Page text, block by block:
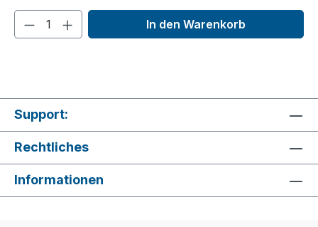
mehr Details
Produkte inkl.
mehr Details
In den Warenkorb
Support:
Rechtliches
Informationen